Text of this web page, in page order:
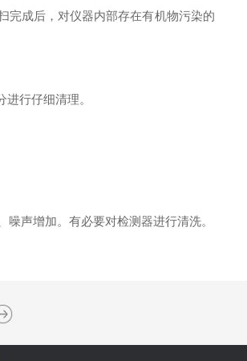
成后，对仪器内部存在有机物污染的
行仔细清理。
声增加。有必要对检测器进行清洗。